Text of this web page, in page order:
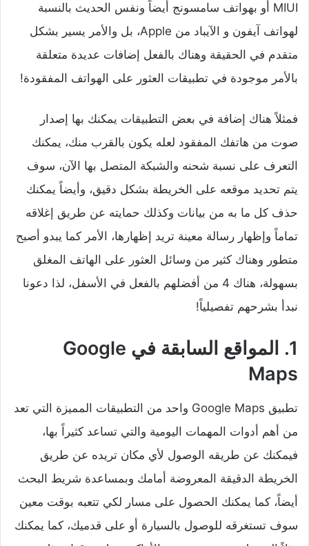
MIUI أو بهواتف سامسونج أيضاً ونفس الحديث بالنسبة
لهواتف آيفون و الآيباد من Apple، بل والأمر يسير بشكل
متقدم في الحقيقة وهناك بالفعل إضافات عديدة متعلقة
بالأمر موجودة في تطبيقات العثور على الهواتف المفقودة!
فمثلاً هناك إضافة في بعض التطبيقات يمكنك بها إصدار
صوت من هاتفك المفقود لعله يكون بالقرب منك، يمكنك
التعرف على نسبة شحنه والشبكة المتصل بها الآن، سوف
يتم تحديد موقعه على الخريطة بشكل دقيق، وأيضاً يمكنك
حذف كل ما به من بيانات وكذلك حمايته عن طريق إغلاقه
تماماً وإظهار رسالة معينة تريد إظهارها، الأمر كما يبدو أصبح
متطور وهناك كثير من وسائل العثور على الهاتف المغلق
بسهولة، هناك 4 من أفضلهم بالفعل في الأسفل، لذا دعونا
نبدأ بشرحهم تفصيلياً!
1. المواقع السابقة في Google
Maps
تطبيق Google Maps واحد من التطبيقات المميزة التي تعد
من أهم أدوات المهمات اليومية والتي تساعد كثيراً بها،
فيمكنك عن طريقه الوصول لأي مكان تريده عن طريق
الخريطة الدقيقة المعروضة أمامك وبمساعدة شريط البحث
أيضاً، كما يمكنك الحصول على مسار لكي تتعبه بوقت معين
سوف تستغرقه للوصول بالسيارة أو على قدميك، كما يمكنك